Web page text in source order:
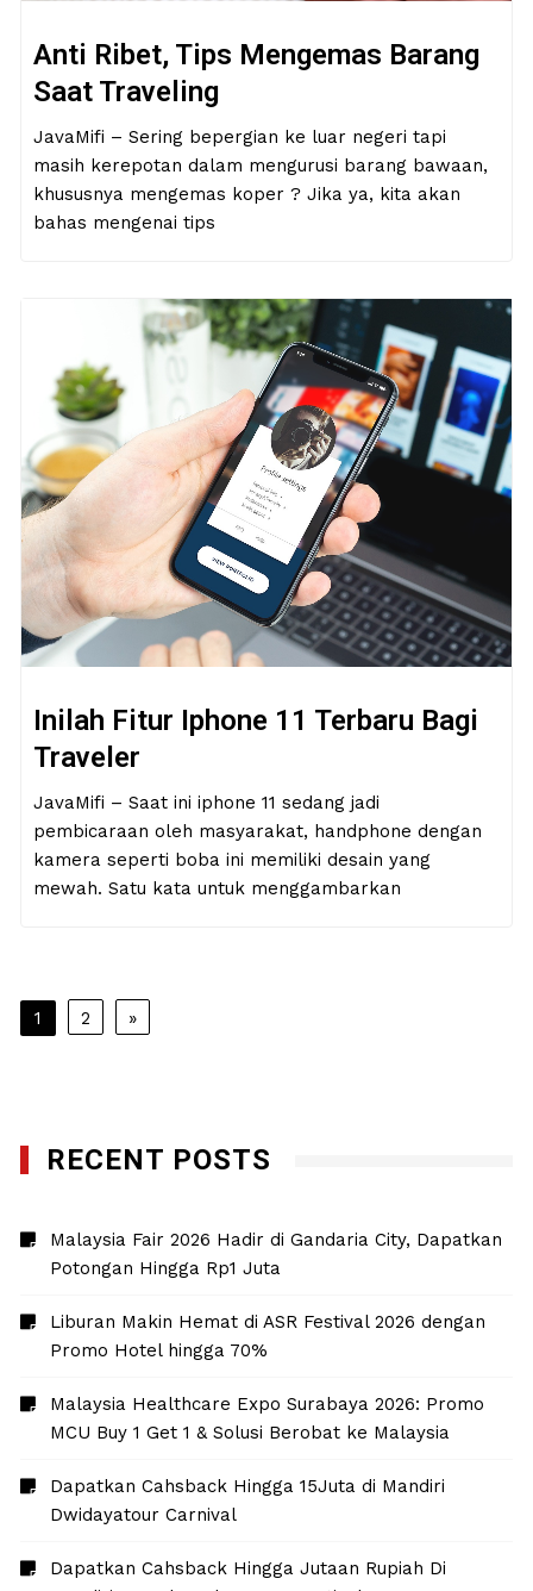
Anti Ribet, Tips Mengemas Barang
Saat Traveling
JavaMifi – Sering bepergian ke luar negeri tapi
masih kerepotan dalam mengurusi barang bawaan,
khususnya mengemas koper ? Jika ya, kita akan
bahas mengenai tips
Inilah Fitur Iphone 11 Terbaru Bagi
Traveler
JavaMifi – Saat ini iphone 11 sedang jadi
pembicaraan oleh masyarakat, handphone dengan
kamera seperti boba ini memiliki desain yang
mewah. Satu kata untuk menggambarkan
Posts
1 2 »
RECENT POSTS
Malaysia Fair 2026 Hadir di Gandaria City, Dapatkan
Potongan Hingga Rp1 Juta
Liburan Makin Hemat di ASR Festival 2026 dengan
Promo Hotel hingga 70%
Malaysia Healthcare Expo Surabaya 2026: Promo
MCU Buy 1 Get 1 & Solusi Berobat ke Malaysia
Dapatkan Cahsback Hingga 15Juta di Mandiri
Dwidayatour Carnival
Dapatkan Cahsback Hingga Jutaan Rupiah Di